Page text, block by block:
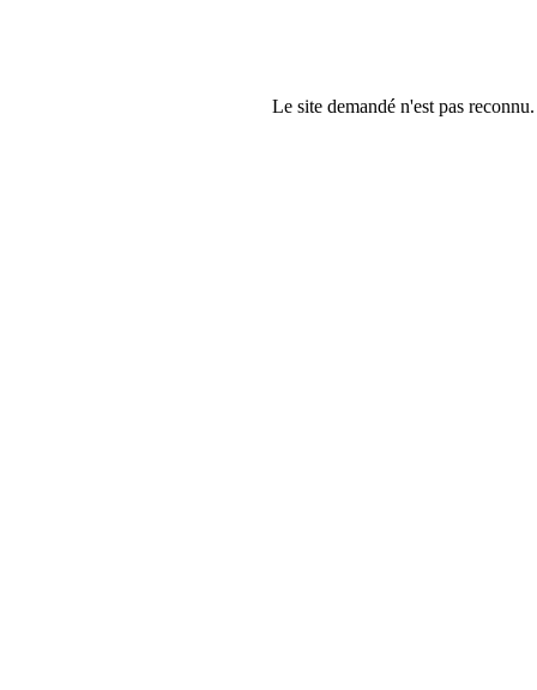
Le site demandé n'est pas